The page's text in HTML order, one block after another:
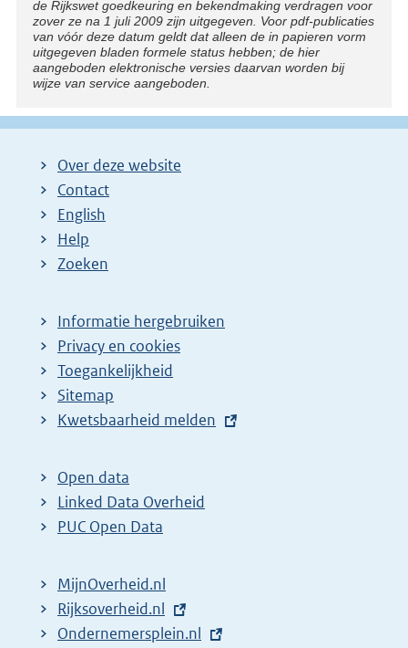
de Rijkswet goedkeuring en bekendmaking verdragen voor
zover ze na 1 juli 2009 zijn uitgegeven. Voor pdf-publicaties
van vóór deze datum geldt dat alleen de in papieren vorm
uitgegeven bladen formele status hebben; de hier
aangeboden elektronische versies daarvan worden bij
wijze van service aangeboden.
Over deze website
Contact
English
Help
Zoeken
Informatie hergebruiken
Privacy en cookies
Toegankelijkheid
Sitemap
E
t
e
r
l
i
n
Kwetsbaarheid melden
Open data
Linked Data Overheid
PUC Open Data
MijnOverheid.nl
E
x
Rijksoverheid.nl
E
Ondernemersplein.nl